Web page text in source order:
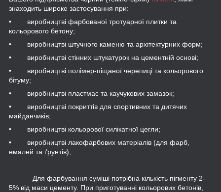
знаходить широке застосування при:
• виробництві фарбованої тротуарної плитки та
кольорового бетону;
• виробництві штучного каменю та архітектурних форм;
• виробництві стінних штукатурок на цементній основі;
• виробництві полімер-піщаної черепиці та кольорового
бітуму;
• виробництві пластмас та каучукових замазок;
• виробництві покриттів для спортивних та дитячих
майданчиків;
• виробництві кольорової силікатної цегли;
• виробництві лакофарбових матеріалів (для фарб,
емалей та ґрунтів);
Для фарбування суміші потрібна кількість пігменту 2-
5% від маси цементу. При приготуванні кольорових бетонів,